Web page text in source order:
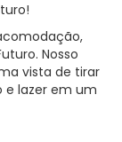
Nosso
vista de tirar
e lazer em um